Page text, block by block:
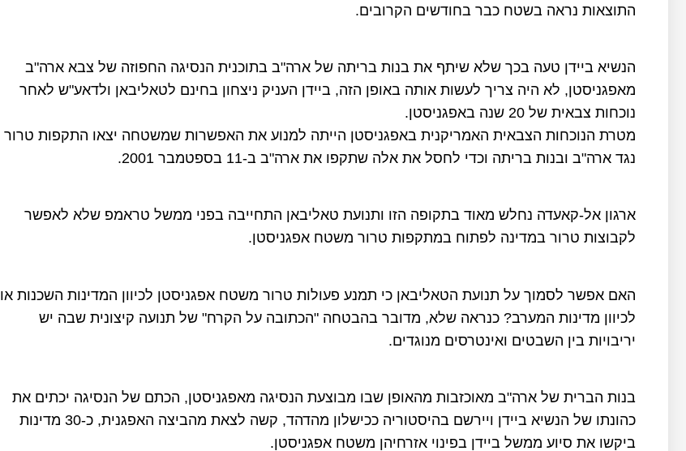
התוצאות נראה בשטח כבר בחודשים הקרובים.
הנשיא ביידן טעה בכך שלא שיתף את בנות בריתה של ארה"ב בתוכנית הנסיגה החפוזה של צבא ארה"ב
מאפגניסטן, לא היה צריך לעשות אותה באופן הזה, ביידן העניק ניצחון בחינם לטאליבאן ולדאע"ש לאחר
נוכחות צבאית של 20 שנה באפגניסטן.
מטרת הנוכחות הצבאית האמריקנית באפגניסטן הייתה למנוע את האפשרות שמשטחה יצאו התקפות טרור
נגד ארה"ב ובנות בריתה וכדי לחסל את אלה שתקפו את ארה"ב ב-11 בספטמבר 2001.
ארגון אל-קאעדה נחלש מאוד בתקופה הזו ותנועת טאליבאן התחייבה בפני ממשל טראמפ שלא לאפשר
לקבוצות טרור במדינה לפתוח במתקפות טרור משטח אפגניסטן.
האם אפשר לסמוך על תנועת הטאליבאן כי תמנע פעולות טרור משטח אפגניסטן לכיוון המדינות השכנות או
לכיוון מדינות המערב? כנראה שלא, מדובר בהבטחה "הכתובה על הקרח" של תנועה קיצונית שבה יש
יריבויות בין השבטים ואינטרסים מנוגדים.
בנות הברית של ארה"ב מאוכזבות מהאופן שבו מבוצעת הנסיגה מאפגניסטן, הכתם של הנסיגה יכתים את
כהונתו של הנשיא ביידן ויירשם בהיסטוריה ככישלון מהדהד, קשה לצאת מהביצה האפגנית, כ-30 מדינות
ביקשו את סיוע ממשל ביידן בפינוי אזרחיהן משטח אפגניסטן.